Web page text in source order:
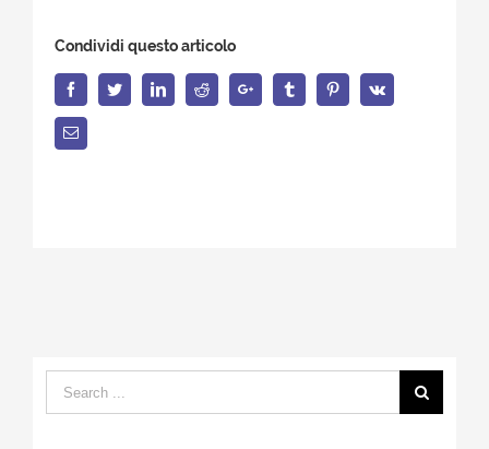
Condividi questo articolo
FacebookTwitterLinkedInReddit Google+ Tumblr PinterestVk
Email
Search
for: